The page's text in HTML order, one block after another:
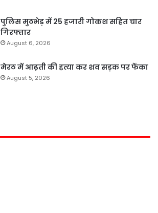
पुलिस मुठभेड़ में 25 हजारी गोकश सहित चार
गिरफ्तार
August 6, 2026
मेरठ में आढ़ती की हत्या कर शव सड़क पर फेंका
August 5, 2026